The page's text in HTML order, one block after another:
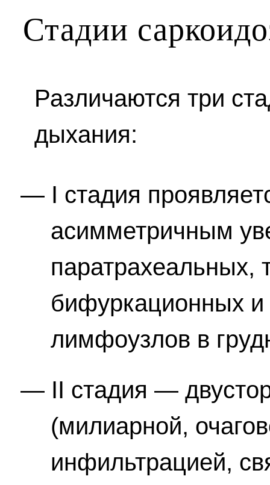
Стадии
Различаются три
дыхания:
I стадия
асимметричным
паратрахеальных,
бифуркационных
лимфоузлов в
II стадия —
(милиарной,
инфильтрацией,